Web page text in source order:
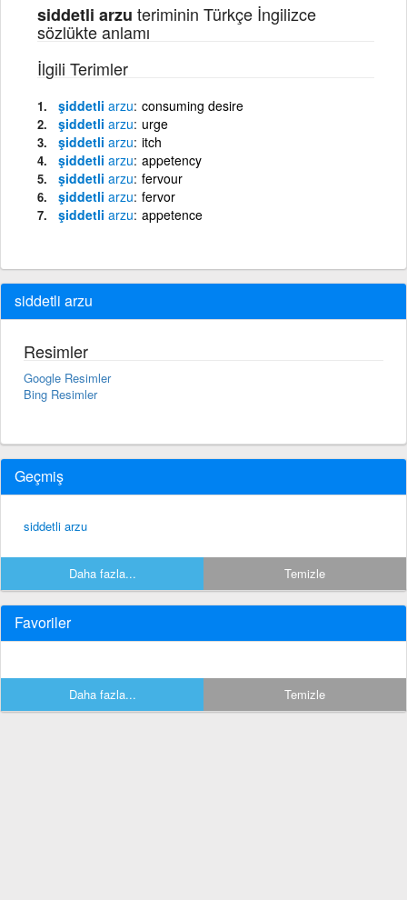
siddetli arzu teriminin Türkçe İngilizce
sözlükte anlamı
İlgili Terimler
şiddetli arzu consuming desire
şiddetli arzu urge
şiddetli arzu itch
şiddetli arzu appetency
şiddetli arzu fervour
şiddetli arzu fervor
şiddetli arzu appetence
siddetli arzu
Resimler
Google Resimler
Bing Resimler
Geçmiş
siddetli arzu
Daha fazla... Temizle
Favoriler
Daha fazla... Temizle